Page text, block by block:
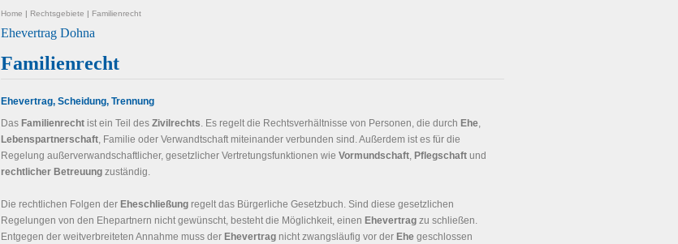
Home | Rechtsgebiete | Familienrecht
Ehevertrag Dohna
Familienrecht
Ehevertrag, Scheidung, Trennung
Das Familienrecht ist ein Teil des Zivilrechts. Es regelt die Rechtsverhältnisse von Personen, die durch Ehe,
Lebenspartnerschaft, Familie oder Verwandtschaft miteinander verbunden sind. Außerdem ist es für die
Regelung außerverwandschaftlicher, gesetzlicher Vertretungsfunktionen wie Vormundschaft, Pflegschaft und
rechtlicher Betreuung zuständig.
Die rechtlichen Folgen der Eheschließung regelt das Bürgerliche Gesetzbuch. Sind diese gesetzlichen
Regelungen von den Ehepartnern nicht gewünscht, besteht die Möglichkeit, einen Ehevertrag zu schließen.
Entgegen der weitverbreiteten Annahme muss der Ehevertrag nicht zwangsläufig vor der Ehe geschlossen